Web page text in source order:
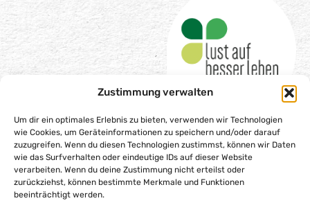
Zustimmung verwalten
Um dir ein optimales Erlebnis zu bieten, verwenden wir Technologien
wie Cookies, um Geräteinformationen zu speichern und/oder darauf
zuzugreifen. Wenn du diesen Technologien zustimmst, können wir Daten
wie das Surfverhalten oder eindeutige IDs auf dieser Website
verarbeiten. Wenn du deine Zustimmung nicht erteilst oder
zurückziehst, können bestimmte Merkmale und Funktionen
beeinträchtigt werden.
Impressum
Datenschutzerklärung
Barrierefreiheitserklärung